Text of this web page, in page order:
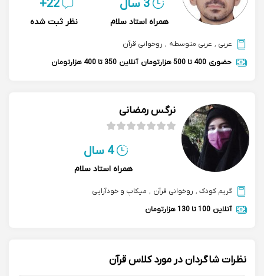
3 سال
همراه استاد سلام
22+
نظر ثبت شده
عربی , عربی متوسطه , روخوانی قرآن
حضوری 400 تا 500 هزارتومان آنلاین 350 تا 400 هزارتومان
نرگس رمضانی
4 سال
همراه استاد سلام
گریم کودک , روخوانی قرآن , میکاپ و خودآرایی
آنلاین 100 تا 130 هزارتومان
نظرات شاگردان در مورد کلاس قرآن